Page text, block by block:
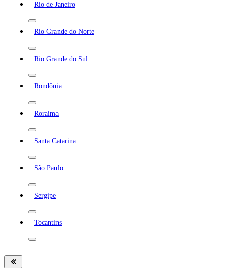
Rio de Janeiro
Rio Grande do Norte
Rio Grande do Sul
Rondônia
Roraima
Santa Catarina
São Paulo
Sergipe
Tocantins